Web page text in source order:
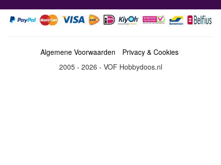
Algemene Voorwaarden
Privacy & Cookies
2005 - 2026 - VOF Hobbydoos.nl